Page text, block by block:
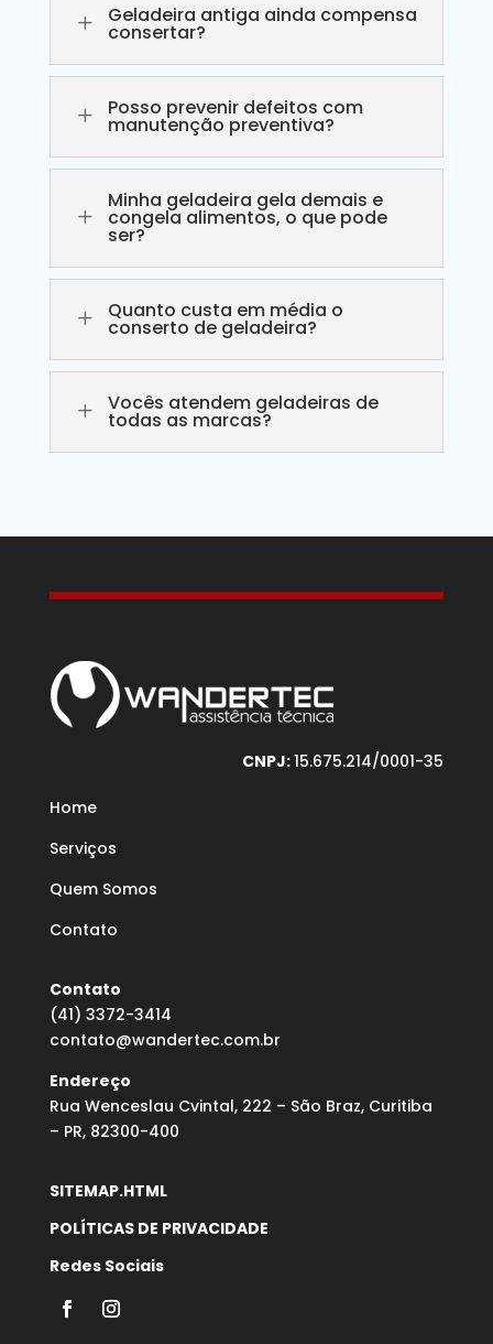
L Geladeira antiga ainda compensa
consertar?
L Posso prevenir defeitos com
manutenção preventiva?
L
Minha geladeira gela demais e
congela alimentos, o que pode
ser?
L Quanto custa em média o
conserto de geladeira?
L Vocês atendem geladeiras de
todas as marcas?
CNPJ:15.675.214/0001-35
Home
Serviços
Quem Somos
Contato
Contato
(41) 3372-3414
contato@wandertec.com.br
Endereço
Rua Wenceslau Cvintal, 222 – São Braz, Curitiba
– PR, 82300-400
SITEMAP.HTML
POLÍTICAS DE PRIVACIDADE
Redes Sociais